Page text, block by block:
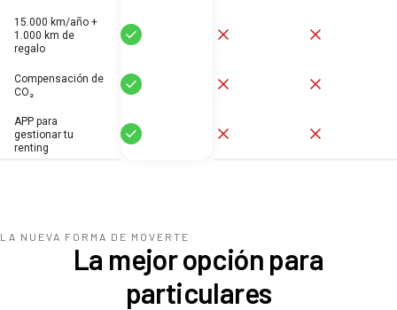
15.000 km/año +
1.000 km de
regalo
Sí
Compensación de
CO₂
Sí
APP para
gestionar tu
renting
Sí
LA NUEVA FORMA DE MOVERTE
La mejor opción para
particulares